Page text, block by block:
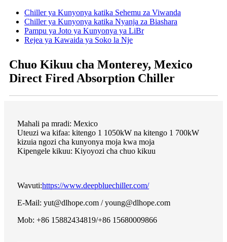
Chiller ya Kunyonya katika Sehemu za Viwanda
Chiller ya Kunyonya katika Nyanja za Biashara
Pampu ya Joto ya Kunyonya ya LiBr
Rejea ya Kawaida ya Soko la Nje
Chuo Kikuu cha Monterey, Mexico
Direct Fired Absorption Chiller
Mahali pa mradi: Mexico
Uteuzi wa kifaa: kitengo 1 1050kW na kitengo 1 700kW
kizuia ngozi cha kunyonya moja kwa moja
Kipengele kikuu: Kiyoyozi cha chuo kikuu
Wavuti:https://www.deepbluechiller.com/
E-Mail: yut@dlhope.com / young@dlhope.com
Mob: +86 15882434819/+86 15680009866